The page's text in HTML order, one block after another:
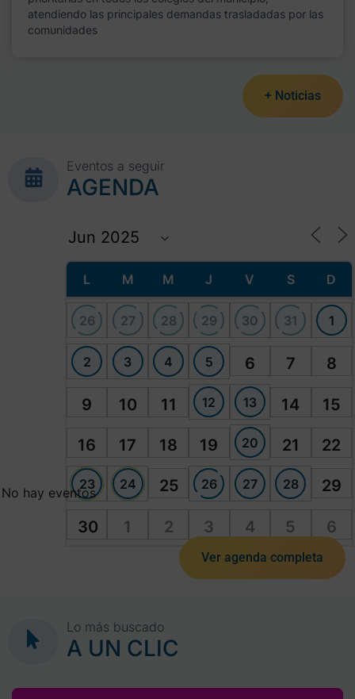
atendiendo las principales demandas trasladadas por las
comunidades
+ Noticias
Eventos a seguir
AGENDA
L M M J V S D
26 27 28 29 30 31 1
2 3 4 5 6 7 8
9 10 11 12 13 14 15
16 17 18 19 20 21 22
23 24 25 26 27 28 29
30 1 2 3 4 5 6
No hay eventos
Ver agenda completa
Lo más buscado
A UN CLIC